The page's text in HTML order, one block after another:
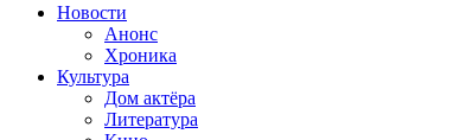
Новости
Анонс
Хроника
Культура
Дом актёра
Литература